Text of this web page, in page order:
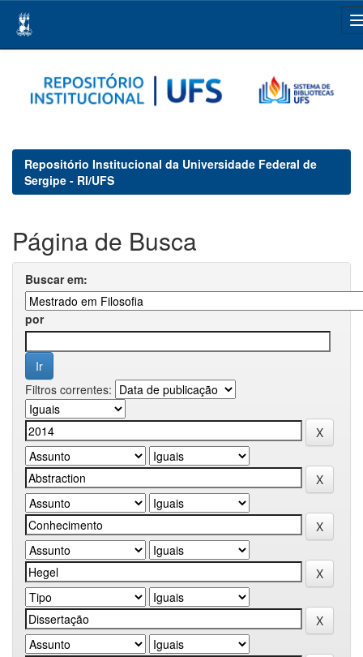
navigation
Repositório Institucional da Universidade Federal de
Sergipe - RI/UFS
Página de Busca
Buscar em:
por
Filtros correntes: